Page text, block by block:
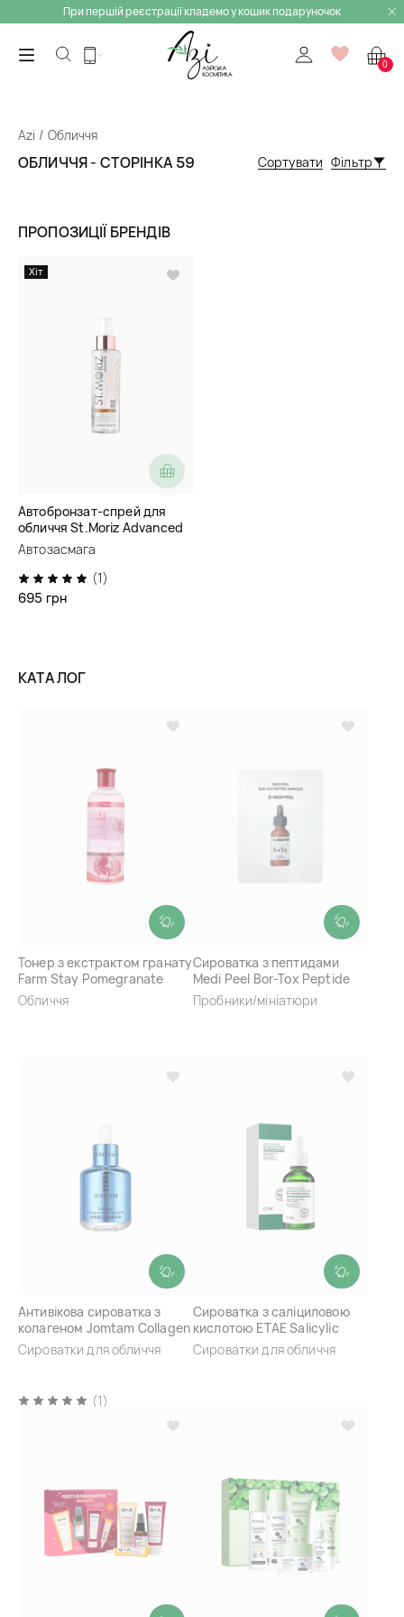
При першій реєстрації кладемо у кошик подаруночок
0
Azi Обличчя
ОБЛИЧЧЯ - СТОРІНКА 59 Сортувати Фільтр
ПРОПОЗИЦІЇ БРЕНДІВ
Хіт
Автобронзат-спрей для
обличчя St.Moriz Advanced
Face Mist
Автозасмага
(1)
695 грн
КАТАЛОГ
Тонер з екстрактом гранату
Farm Stay Pomegranate
Visible Difference Moisture
Toner
Обличчя
Сироватка з пептидами
Medi Peel Bor-Tox Peptide
Ampoule (Пробник)
Пробники/мініатюри
Антивікова сироватка з
колагеном Jomtam Collagen
Polypeptide Essence Liquid
Сироватки для обличчя
(1)
Сироватка з саліциловою
кислотою ETAE Salicylic
Acid Exquisite Essence
Сироватки для обличчя